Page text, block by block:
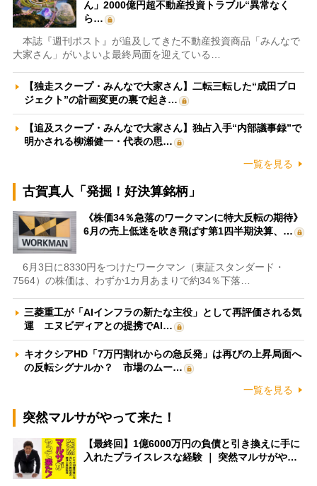
ん」2000億円超不動産投資トラブル“異常なく
ら…
本誌『週刊ポスト』が追及してきた不動産投資商品「みんなで
大家さん」がいよいよ最終局面を迎えている…
【独走スクープ・みんなで大家さん】二転三転した“成田プロ
ジェクト”の計画変更の裏で起き…
【追及スクープ・みんなで大家さん】独占入手“内部議事録”で
明かされる柳瀬健一・代表の思…
一覧を見る
古賀真人「発掘！好決算銘柄」
《株価34％急落のワークマンに特大反転の期待》
6月の売上低迷を吹き飛ばす第1四半期決算、…
6月3日に8330円をつけたワークマン（東証スタンダード・
7564）の株価は、わずか1カ月あまりで約34％下落…
三菱重工が「AIインフラの新たな主役」として再評価される気
運 エヌビディアとの提携でAI…
キオクシアHD「7万円割れからの急反発」は再びの上昇局面へ
の反転シグナルか？ 市場のムー…
一覧を見る
突然マルサがやって来た！
【最終回】1億6000万円の負債と引き換えに手に
入れたプライスレスな経験 ｜ 突然マルサがや…